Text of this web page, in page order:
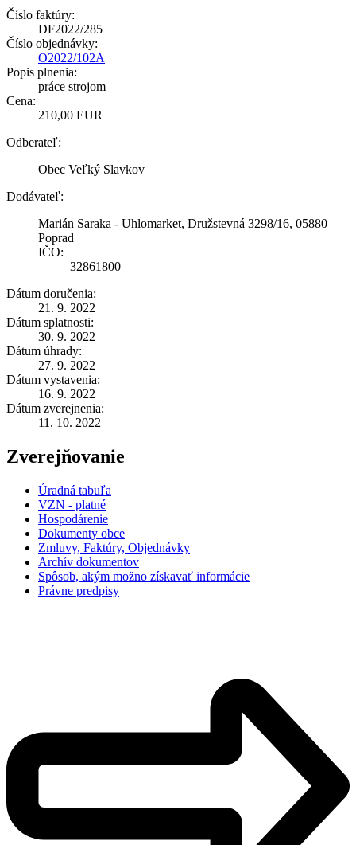
Číslo faktúry:
DF2022/285
Číslo objednávky:
O2022/102A
Popis plnenia:
práce strojom
Cena:
210,00 EUR
Odberateľ:
Obec Veľký Slavkov
Dodávateľ:
Marián Saraka - Uhlomarket, Družstevná 3298/16, 05880
Poprad
IČO:
32861800
Dátum doručenia:
21. 9. 2022
Dátum splatnosti:
30. 9. 2022
Dátum úhrady:
27. 9. 2022
Dátum vystavenia:
16. 9. 2022
Dátum zverejnenia:
11. 10. 2022
Zverejňovanie
Úradná tabuľa
VZN - platné
Hospodárenie
Dokumenty obce
Zmluvy, Faktúry, Objednávky
Archív dokumentov
Spôsob, akým možno získavať informácie
Právne predpisy